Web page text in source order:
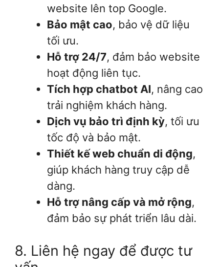
website lên top Google.
Bảo mật cao, bảo vệ dữ liệu
tối ưu.
Hỗ trợ 24/7, đảm bảo website
hoạt động liên tục.
Tích hợp chatbot AI, nâng cao
trải nghiệm khách hàng.
Dịch vụ bảo trì định kỳ, tối ưu
tốc độ và bảo mật.
Thiết kế web chuẩn di động,
giúp khách hàng truy cập dễ
dàng.
Hỗ trợ nâng cấp và mở rộng,
đảm bảo sự phát triển lâu dài.
8. Liên hệ ngay để được tư